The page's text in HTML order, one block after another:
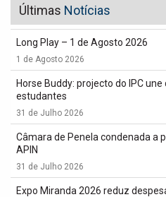
Últimas Notícias
Long Play – 1 de Agosto 2026
1 de Agosto 2026
Horse Buddy: projecto do IPC
estudantes
31 de Julho 2026
Câmara de Penela condenada a
APIN
31 de Julho 2026
Expo Miranda 2026 reduz